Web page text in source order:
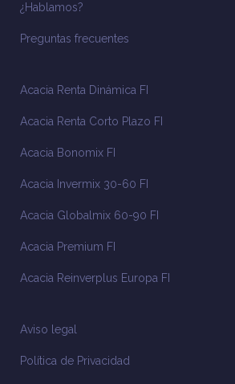
¿Hablamos?
Preguntas frecuentes
Acacia Renta Dinámica FI
Acacia Renta Corto Plazo FI
Acacia Bonomix FI
Acacia Invermix 30-60 FI
Acacia Globalmix 60-90 FI
Acacia Premium FI
Acacia Reinverplus Europa FI
Aviso legal
Política de Privacidad